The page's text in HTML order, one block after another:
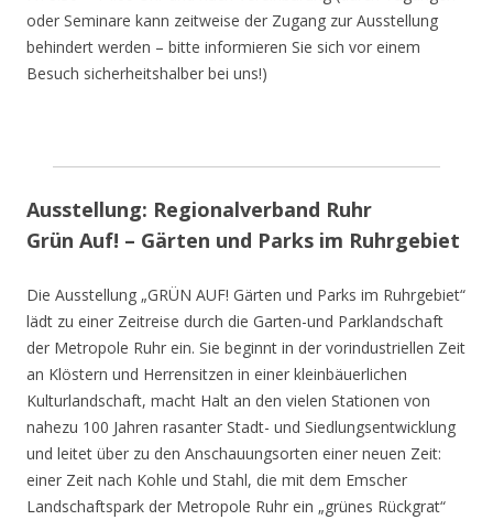
oder Seminare kann zeitweise der Zugang zur Ausstellung
behindert werden – bitte informieren Sie sich vor einem
Besuch sicherheitshalber bei uns!)
Ausstellung: Regionalverband Ruhr
Grün Auf! – Gärten und Parks im Ruhrgebiet
Die Ausstellung „GRÜN AUF! Gärten und Parks im Ruhrgebiet“
lädt zu einer Zeitreise durch die Garten-und Parklandschaft
der Metropole Ruhr ein. Sie beginnt in der vorindustriellen Zeit
an Klöstern und Herrensitzen in einer kleinbäuerlichen
Kulturlandschaft, macht Halt an den vielen Stationen von
nahezu 100 Jahren rasanter Stadt- und Siedlungsentwicklung
und leitet über zu den Anschauungsorten einer neuen Zeit:
einer Zeit nach Kohle und Stahl, die mit dem Emscher
Landschaftspark der Metropole Ruhr ein „grünes Rückgrat“